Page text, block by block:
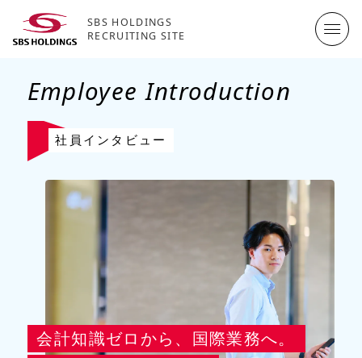
SBS HOLDINGS
RECRUITING SITE
Employee Introduction
社員インタビュー
会計知識ゼロから、国際業務へ。